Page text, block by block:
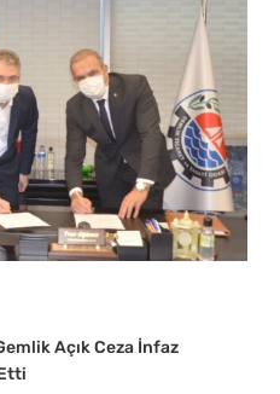
Açık Ceza İnfaz